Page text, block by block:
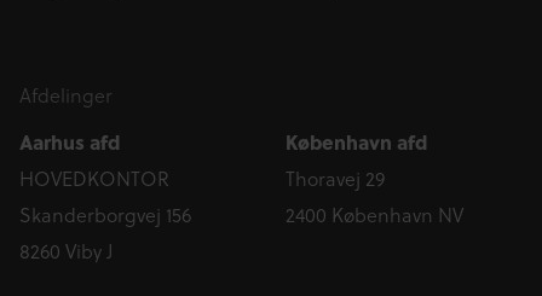
Afdelinger
Aarhus afd
HOVEDKONTOR
Skanderborgvej 156
8260 Viby J
København afd
Thoravej 29
2400 København NV